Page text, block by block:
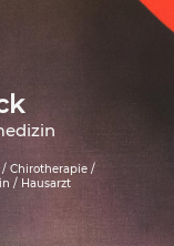
Chirotherapie /
/ Hausarzt